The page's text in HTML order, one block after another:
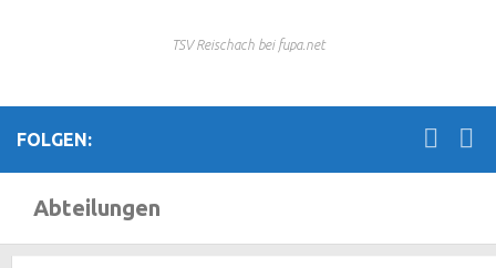
TSV Reischach bei fupa.net
FOLGEN:
Abteilungen